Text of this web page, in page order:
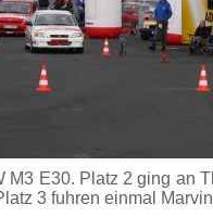
M3 E30. Platz 2 ging an
3 fuhren einmal